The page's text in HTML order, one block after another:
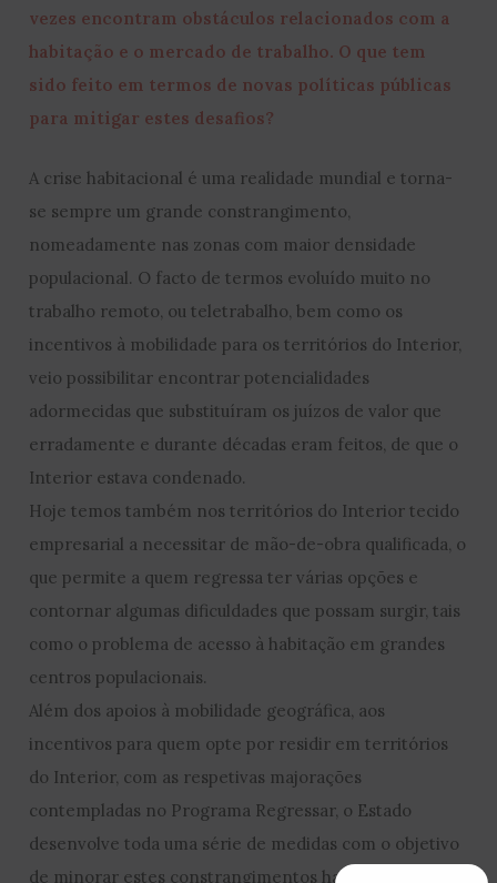
vezes encontram obstáculos relacionados com a
habitação e o mercado de trabalho. O que tem
sido feito em termos de novas políticas públicas
para mitigar estes desafios?
A crise habitacional é uma realidade mundial e torna-
se sempre um grande constrangimento,
nomeadamente nas zonas com maior densidade
populacional. O facto de termos evoluído muito no
trabalho remoto, ou teletrabalho, bem como os
incentivos à mobilidade para os territórios do Interior,
veio possibilitar encontrar potencialidades
adormecidas que substituíram os juízos de valor que
erradamente e durante décadas eram feitos, de que o
Interior estava condenado.
Hoje temos também nos territórios do Interior tecido
empresarial a necessitar de mão-de-obra qualificada, o
que permite a quem regressa ter várias opções e
contornar algumas dificuldades que possam surgir, tais
como o problema de acesso à habitação em grandes
centros populacionais.
Além dos apoios à mobilidade geográfica, aos
incentivos para quem opte por residir em territórios
do Interior, com as respetivas majorações
contempladas no Programa Regressar, o Estado
desenvolve toda uma série de medidas com o objetivo
de minorar estes constrangimentos habitacionais, mas